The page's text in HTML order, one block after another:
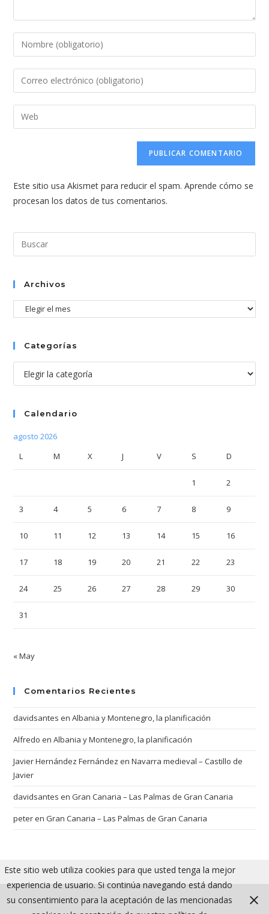
Introduce
tu
nombre
de
usuario
Introduce
tu
dirección
de
comentar
Introduce
la
web
(opcional)
Este sitio usa Akismet para reducir el spam.Aprende cómo se
procesan los datos de tus comentarios.
el
Archivos
Archivos
Categorías
Categorías
Calendario
agosto 2026
L
M X J V S D
1 2
3 4 5 6 7 8 9
10 11 12 13 14 15 16
17 18 19 20 21 22 23
24 25 26 27 28 29 30
31
« May
Comentarios Recientes
davidsantes enAlbania y Montenegro, la planificación
Alfredo enAlbania y Montenegro, la planificación
Javier Hernández Fernández enNavarra medieval – Castillo de
Javier
davidsantes enGran Canaria – Las Palmas de Gran Canaria
peterenGran Canaria – Las Palmas de Gran Canaria
Este sitio web utiliza cookies para que usted tenga la mejor
experiencia de usuario. Si continúa navegando está dando
su consentimiento para la aceptación de las mencionadas